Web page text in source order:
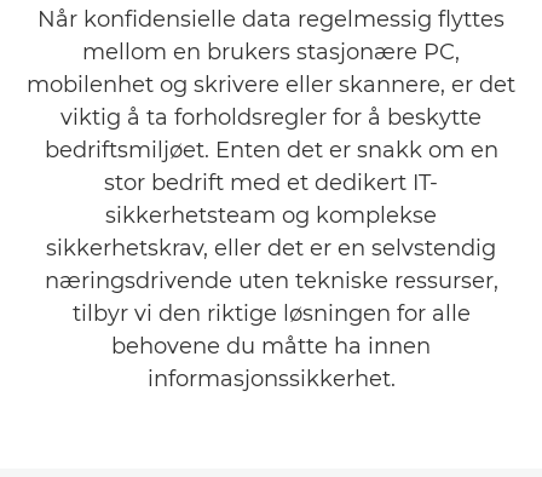
FINN UT MER
Når konfidensielle data regelmessig flyttes
mellom en brukers stasjonære PC,
mobilenhet og skrivere eller skannere, er det
viktig å ta forholdsregler for å beskytte
bedriftsmiljøet. Enten det er snakk om en
stor bedrift med et dedikert IT-
sikkerhetsteam og komplekse
sikkerhetskrav, eller det er en selvstendig
næringsdrivende uten tekniske ressurser,
tilbyr vi den riktige løsningen for alle
behovene du måtte ha innen
informasjonssikkerhet.